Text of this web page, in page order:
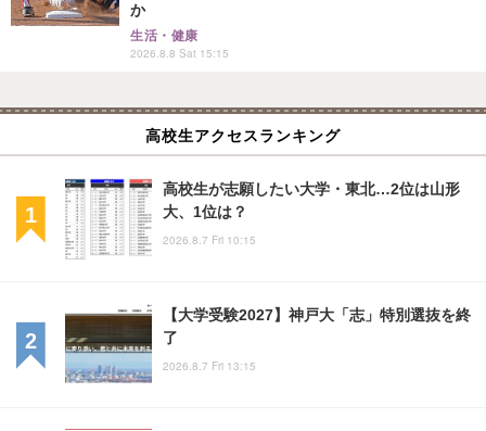
か
生活・健康
2026.8.8 Sat 15:15
高校生アクセスランキング
高校生が志願したい大学・東北…2位は山形
大、1位は？
2026.8.7 Fri 10:15
【大学受験2027】神戸大「志」特別選抜を終
了
2026.8.7 Fri 13:15